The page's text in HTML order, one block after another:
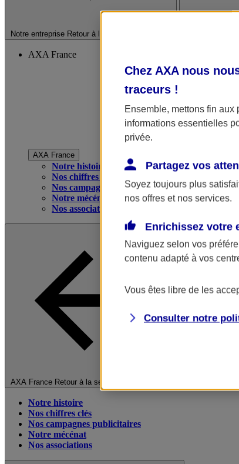
Notre entreprise Retour à la section précédente
AXA France
AXA France
Notre histoire
Nos chiffres clés
Nos campagnes publicitaires
Notre mécénat
Nos associations
AXA France Retour à la section précédente
Notre histoire
Nos chiffres clés
Nos campagnes publicitaires
Notre mécénat
Nos associations
Chez AXA nous
traceurs !
Ensemble, mettons fin
informations essentielles
privée.
Partagez vos
Soyez toujours plus
nos offres et nos services.
Enrichissez votre
Naviguez selon vos
contenu adapté à vos
Vous êtes libre de les
Consulter notre